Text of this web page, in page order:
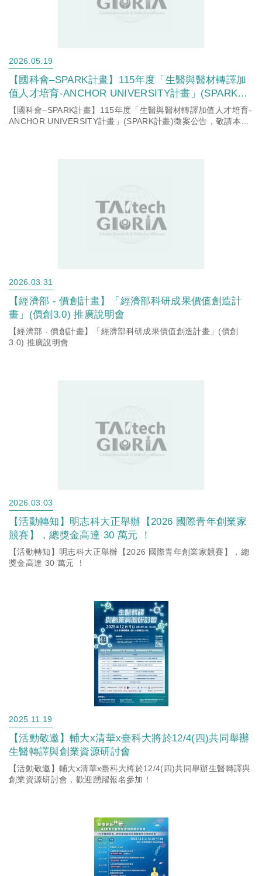
2026.05.19
【國科會–SPARK計畫】115年度「生醫與醫材轉譯加
值人才培育-ANCHOR UNIVERSITY計畫」(SPARK計
畫)徵案公告，敬請本校有意願申請師長詳閱計畫公告
資訊。
【國科會–SPARK計畫】115年度「生醫與醫材轉譯加值人才培育-
ANCHOR UNIVERSITY計畫」(SPARK計畫)徵案公告，敬請本校
2026.03.31
【經濟部 - 價創計畫】「經濟部科研成果價值創造計
畫」(價創3.0) 推廣說明會
【經濟部 - 價創計畫】「經濟部科研成果價值創造計畫」(價創
3.0) 推廣說明會
2026.03.03
【活動轉知】明志科大正舉辦【2026 國際青年創業家
競賽】，總獎金高達 30 萬元 ！
【活動轉知】明志科大正舉辦【2026 國際青年創業家競賽】，總
獎金高達 30 萬元 ！
2025.11.19
【活動敬邀】輔大x清華x臺科大將於12/4(四)共同舉辦
生醫轉譯與創業資源研討會
【活動敬邀】輔大x清華x臺科大將於12/4(四)共同舉辦生醫轉譯與
創業資源研討會，歡迎踴躍報名參加！